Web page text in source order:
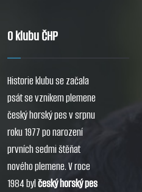
O klubu ČHP
Historie klubu se začala
psát se vznikem plemene
český horský pes v srpnu
roku 1977 po narození
prvních sedmi štěňat
nového plemene. V roce
1984 bylčeský horský pes